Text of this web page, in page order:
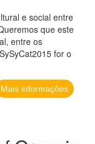
e social entre
que este
entre os
for o
Mais informações